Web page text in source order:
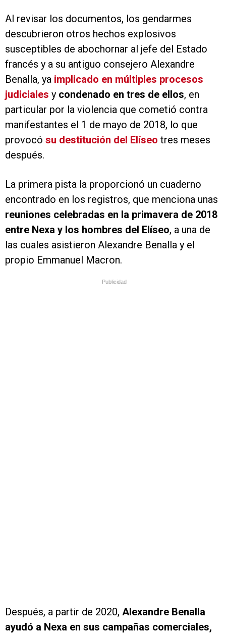
Al revisar los documentos, los gendarmes
descubrieron otros hechos explosivos
susceptibles de abochornar al jefe del Estado
francés y a su antiguo consejero Alexandre
Benalla, ya implicado en múltiples procesos
judiciales y condenado en tres de ellos, en
particular por la violencia que cometió contra
manifestantes el 1 de mayo de 2018, lo que
provocó su destitución del Elíseo tres meses
después.
La primera pista la proporcionó un cuaderno
encontrado en los registros, que menciona unas
reuniones celebradas en la primavera de 2018
entre Nexa y los hombres del Elíseo, a una de
las cuales asistieron Alexandre Benalla y el
propio Emmanuel Macron.
Publicidad
Después, a partir de 2020, Alexandre Benalla
ayudó a Nexa en sus campañas comerciales,